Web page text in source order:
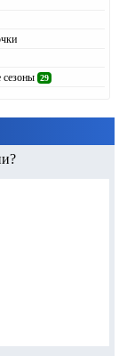
сезоны 29